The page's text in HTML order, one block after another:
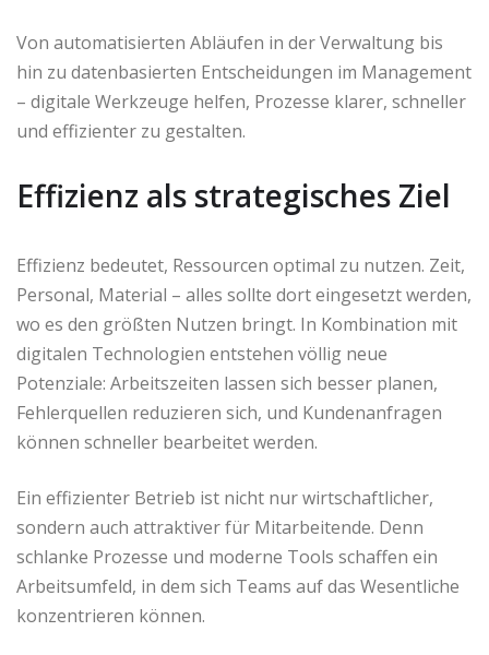
Von automatisierten Abläufen in der Verwaltung bis
hin zu datenbasierten Entscheidungen im Management
– digitale Werkzeuge helfen, Prozesse klarer, schneller
und effizienter zu gestalten.
Effizienz als strategisches Ziel
Effizienz bedeutet, Ressourcen optimal zu nutzen. Zeit,
Personal, Material – alles sollte dort eingesetzt werden,
wo es den größten Nutzen bringt. In Kombination mit
digitalen Technologien entstehen völlig neue
Potenziale: Arbeitszeiten lassen sich besser planen,
Fehlerquellen reduzieren sich, und Kundenanfragen
können schneller bearbeitet werden.
Ein effizienter Betrieb ist nicht nur wirtschaftlicher,
sondern auch attraktiver für Mitarbeitende. Denn
schlanke Prozesse und moderne Tools schaffen ein
Arbeitsumfeld, in dem sich Teams auf das Wesentliche
konzentrieren können.